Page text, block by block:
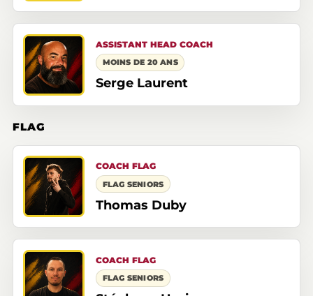
ASSISTANT HEAD COACH
MOINS DE 20 ANS
Serge Laurent
FLAG
COACH FLAG
FLAG SENIORS
Thomas Duby
COACH FLAG
FLAG SENIORS